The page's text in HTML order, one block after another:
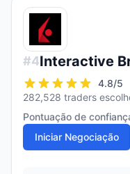
#4Interactive
4.8/5
282,528 traders
Pontuação de
Iniciar Negociação